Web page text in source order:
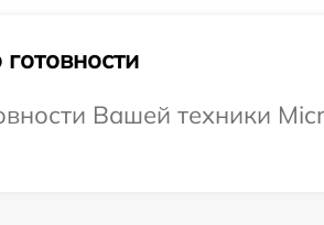
Вашей техники